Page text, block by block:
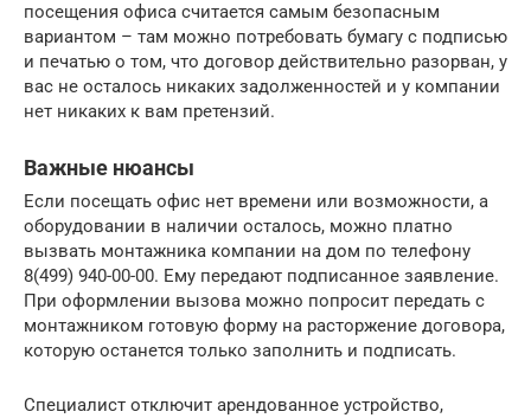
посещения офиса считается самым безопасным
вариантом – там можно потребовать бумагу с подписью
и печатью о том, что договор действительно разорван, у
вас не осталось никаких задолженностей и у компании
нет никаких к вам претензий.
Важные нюансы
Если посещать офис нет времени или возможности, а
оборудовании в наличии осталось, можно платно
вызвать монтажника компании на дом по телефону
8(499) 940-00-00. Ему передают подписанное заявление.
При оформлении вызова можно попросит передать с
монтажником готовую форму на расторжение договора,
которую останется только заполнить и подписать.
Специалист отключит арендованное устройство,